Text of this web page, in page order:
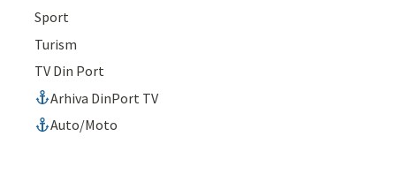
Sport
Turism
TV Din Port
Arhiva DinPort TV
Auto/Moto